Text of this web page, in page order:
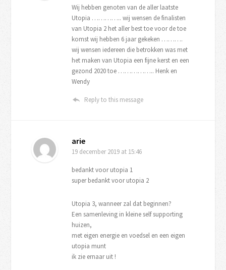
Wij hebben genoten van de aller laatste
Utopia ………….. wij wensen de finalisten
van Utopia 2 het aller best toe voor de toe
komst wij hebben 6 jaar gekeken ……….
wij wensen iedereen die betrokken was met
het maken van Utopia een fijne kerst en een
gezond 2020 toe …………….. Henk en
Wendy
Reply to this message
arie
19 december 2019 at 15:46
bedankt voor utopia 1
super bedankt voor utopia 2
Utopia 3, wanneer zal dat beginnen?
Een samenleving in kleine self supporting
huizen,
met eigen energie en voedsel en een eigen
utopia munt
ik zie ernaar uit !